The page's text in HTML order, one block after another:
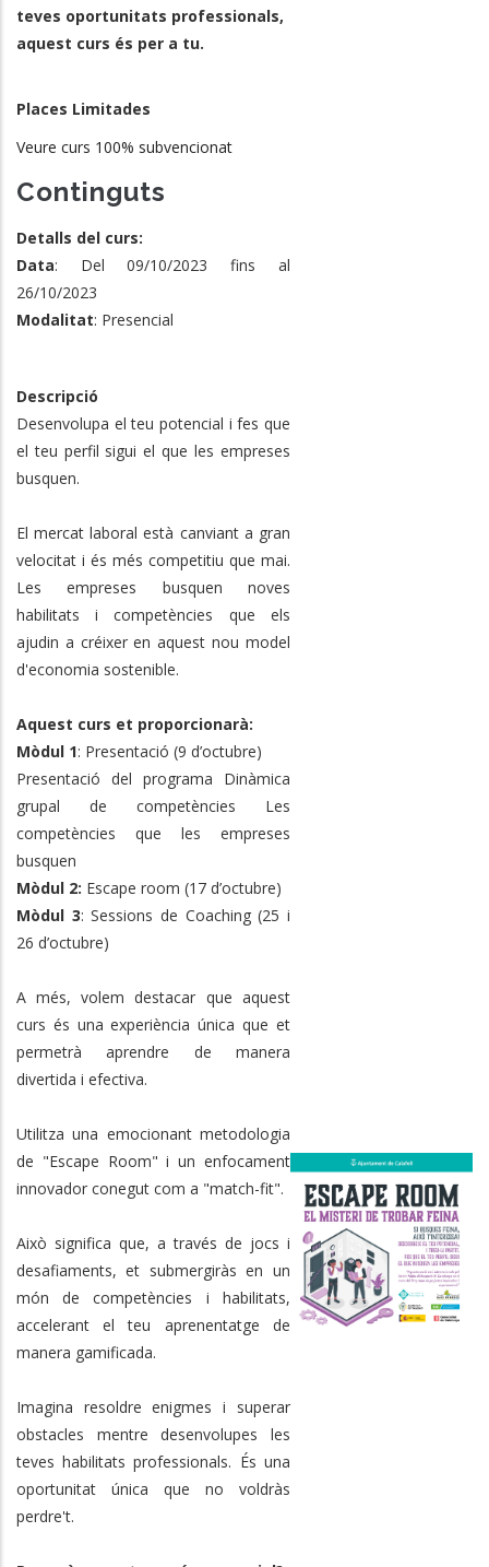
teves oportunitats professionals,
aquest curs és per a tu.
Places Limitades
Veure curs 100% subvencionat
Continguts
Detalls del curs:
Data: Del 09/10/2023 fins al
26/10/2023
Modalitat: Presencial
Descripció
Desenvolupa el teu potencial i fes que
el teu perfil sigui el que les empreses
busquen.
El mercat laboral està canviant a gran
velocitat i és més competitiu que mai.
Les empreses busquen noves
habilitats i competències que els
ajudin a créixer en aquest nou model
d'economia sostenible.
Aquest curs et proporcionarà:
Mòdul 1: Presentació (9 d’octubre)
Presentació del programa Dinàmica
grupal de competències Les
competències que les empreses
busquen
Mòdul 2: Escape room (17 d’octubre)
Mòdul 3: Sessions de Coaching (25 i
26 d’octubre)
A més, volem destacar que aquest
curs és una experiència única que et
permetrà aprendre de manera
divertida i efectiva.
Utilitza una emocionant metodologia
de "Escape Room" i un enfocament
innovador conegut com a "match-fit".
Això significa que, a través de jocs i
desafiaments, et submergiràs en un
món de competències i habilitats,
accelerant el teu aprenentatge de
manera gamificada.
Imagina resoldre enigmes i superar
obstacles mentre desenvolupes les
teves habilitats professionals. És una
oportunitat única que no voldràs
perdre't.